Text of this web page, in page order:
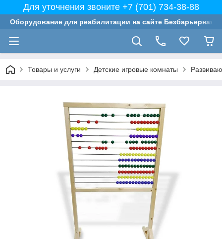
Для уточнения звоните +7 (701) 734-38-88
Оборудование для реабилитации на сайте Безбарьерная
Товары и услуги Детские игровые комнаты